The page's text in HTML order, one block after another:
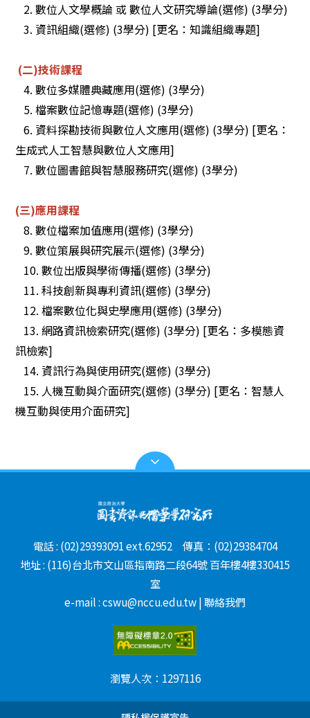
2.數位人文學概論 或 數位人文研究導論(選修) (3學分)
3. 資訊組織(選修) (3學分) [更名：知識組織專題]
(二)技術課程
4. 數位多媒體典藏應用(選修) (3學分)
5. 檔案數位記憶專題(選修) (3學分)
6. 資料探勘技術與數位人文應用(選修) (3學分) [更名：
生成式人工智慧與數位人文應用]
7. 數位圖書館與智慧服務研究(選修) (3學分)
(三)應用課程
8. 數位檔案加值應用(選修) (3學分)
9. 數位策展與研究展示(選修) (3學分)
10. 數位出版與學術傳播(選修) (3學分)
11. 科技創新與專利資訊(選修) (3學分)
12. 檔案數位化與史學應用(選修) (3學分)
13. 網路資訊檢索研究(選修) (3學分) [更名：多模態資
訊檢索]
14. 資訊行為與使用研究(選修) (3學分)
15. 人機互動與介面研究(選修) (3學分) [更名：智慧人
機互動與使用介面研究]
電話 : (02)29393091 ext.62952 傳真：(02)29384704
地址 : (116)台北市文山區指南路二段64號 百年樓4樓330415
室
e-mail : cswu@nccu.edu.tw | 聯絡我們
瀏覽人次： 1297116